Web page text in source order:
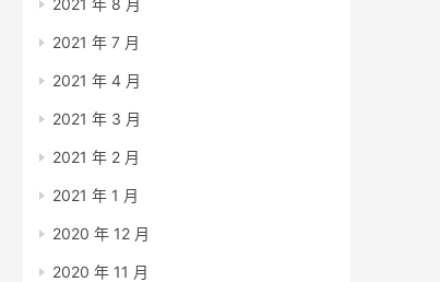
2021 年 7 月
2021 年 4 月
2021 年 3 月
2021 年 2 月
2021 年 1 月
2020 年 12 月
2020 年 11 月